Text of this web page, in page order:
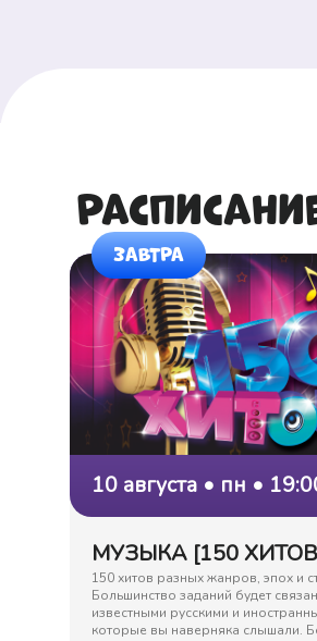
ЗАВТРА
10 августа • пн •
МУЗЫКА [150
150 хитов разных жанров, эпох и
Большинство заданий будет
известными русскими и
которые вы наверняка слышали.